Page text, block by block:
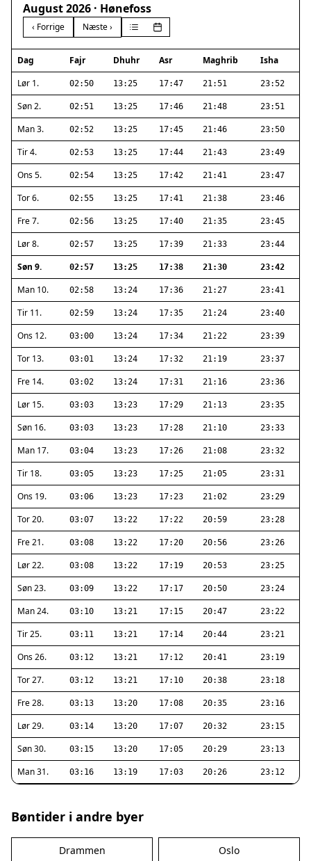
August 2026 · Hønefoss
‹ Forrige Næste ›
Dag Fajr Dhuhr Asr Maghrib
Isha
Lør 1.
02:50 13:25 17:47 21:51 23:52
Søn 2. 02:51 13:25 17:46 21:48 23:51
Man 3. 02:52 13:25 17:45 21:46 23:50
Tir 4. 02:53 13:25 17:44 21:43 23:49
Ons 5. 02:54 13:25 17:42 21:41 23:47
Tor 6. 02:55 13:25 17:41 21:38 23:46
Fre 7. 02:56 13:25 17:40 21:35 23:45
Lør 8. 02:57 13:25 17:39 21:33 23:44
Søn 9. 02:57 13:25 17:38 21:30 23:42
Man 10. 02:58 13:24 17:36 21:27 23:41
Tir 11. 02:59 13:24 17:35 21:24 23:40
Ons 12. 03:00 13:24 17:34 21:22 23:39
Tor 13. 03:01 13:24 17:32 21:19 23:37
Fre 14. 03:02 13:24 17:31 21:16 23:36
Lør 15. 03:03 13:23 17:29 21:13 23:35
Søn 16. 03:03 13:23 17:28 21:10 23:33
Man 17. 03:04 13:23 17:26 21:08 23:32
Tir 18. 03:05 13:23 17:25 21:05 23:31
Ons 19. 03:06 13:23 17:23 21:02 23:29
Tor 20. 03:07 13:22 17:22 20:59 23:28
Fre 21. 03:08 13:22 17:20 20:56 23:26
Lør 22. 03:08 13:22 17:19 20:53 23:25
Søn 23. 03:09 13:22 17:17 20:50 23:24
Man 24. 03:10 13:21 17:15 20:47 23:22
Tir 25. 03:11 13:21 17:14 20:44 23:21
Ons 26. 03:12 13:21 17:12 20:41 23:19
Tor 27. 03:12 13:21 17:10 20:38 23:18
Fre 28. 03:13 13:20 17:08 20:35 23:16
Lør 29. 03:14 13:20 17:07 20:32 23:15
Søn 30. 03:15 13:20 17:05 20:29 23:13
Man 31. 03:16 13:19 17:03 20:26 23:12
Bøntider i andre byer
Drammen Oslo